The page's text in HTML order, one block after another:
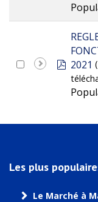
pdf
2021
Les plus
Le Marché à